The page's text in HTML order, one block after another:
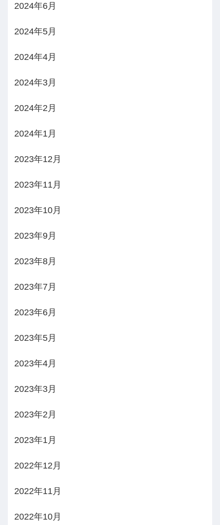
2024年6月
2024年5月
2024年4月
2024年3月
2024年2月
2024年1月
2023年12月
2023年11月
2023年10月
2023年9月
2023年8月
2023年7月
2023年6月
2023年5月
2023年4月
2023年3月
2023年2月
2023年1月
2022年12月
2022年11月
2022年10月